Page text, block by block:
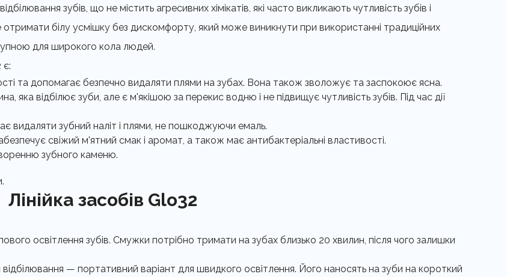
зубів, що не містить агресивних хімікатів, які часто викликають чутливість зубів і
отримати білу усмішку без дискомфорту, який може виникнути при використанні традиційних
для широкого кола людей.
є:
та допомагає безпечно видаляти плями на зубах. Вона також зволожує та заспокоює ясна.
відбілює зуби, але є м'якішою за перекис водню і не підвищує чутливість зубів. Під час дії
видаляти зубний наліт і плями, не пошкоджуючи емаль.
свіжий м'ятний смак і аромат, а також має антибактеріальні властивості.
зубного каменю.
Лінійка засобів Glo32
освітлення зубів. Смужки потрібно тримати на зубах близько 20 хвилин, після чого залишки
— портативний варіант для швидкого освітлення. Його наносять на зуби на короткий